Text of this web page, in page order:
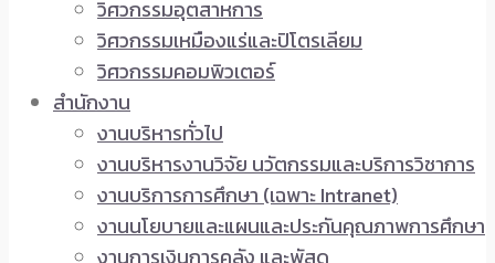
วิศวกรรมอุตสาหการ
วิศวกรรมเหมืองแร่และปิโตรเลียม
วิศวกรรมคอมพิวเตอร์
สำนักงาน
งานบริหารทั่วไป
งานบริหารงานวิจัย นวัตกรรมและบริการวิชาการ
งานบริการการศึกษา (เฉพาะ Intranet)
งานนโยบายและแผนและประกันคุณภาพการศึกษา
งานการเงินการคลัง และพัสดุ